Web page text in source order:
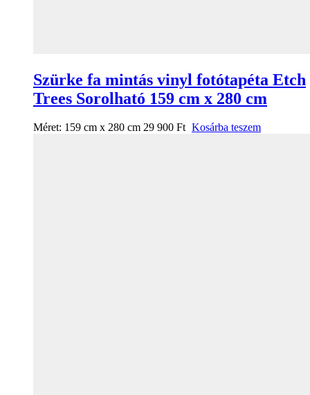
Szürke fa mintás vinyl fotótapéta Etch
Trees Sorolható 159 cm x 280 cm
Méret: 159 cm x 280 cm 29 900 Ft Kosárba teszem